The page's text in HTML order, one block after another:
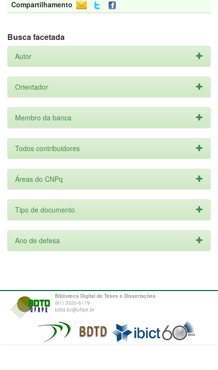
Compartilhamento
Busca facetada
Autor
Orientador
Membro da banca
Todos contribuidores
Áreas do CNPq
Tipo de documento
Ano de defesa
Biblioteca Digital de Teses e Dissertações
(81) 3320-6179
bdtd.bc@ufrpe.br